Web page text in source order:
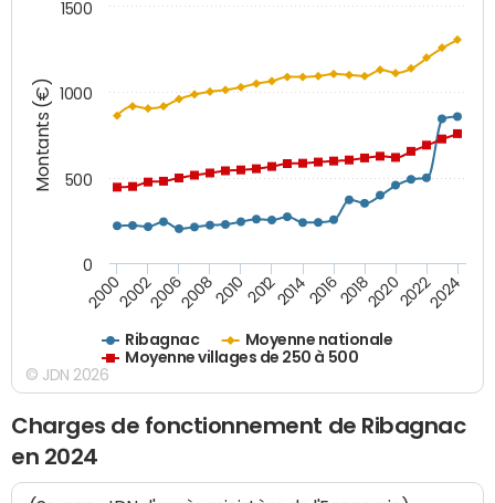
Montants (€)
Ribagnac
Moyenne nationale
Moyenne villages de 250 à 500
200020022006200820102012201420162018202020222024
0
500
1000
1500
© JDN 2026
Charges de fonctionnement de Ribagnac
en 2024